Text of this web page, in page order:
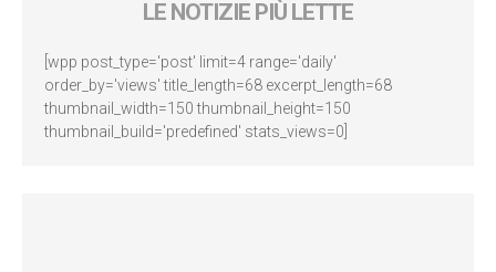
LE NOTIZIE PIÙ LETTE
[wpp post_type='post' limit=4 range='daily'
order_by='views' title_length=68 excerpt_length=68
thumbnail_width=150 thumbnail_height=150
thumbnail_build='predefined' stats_views=0]